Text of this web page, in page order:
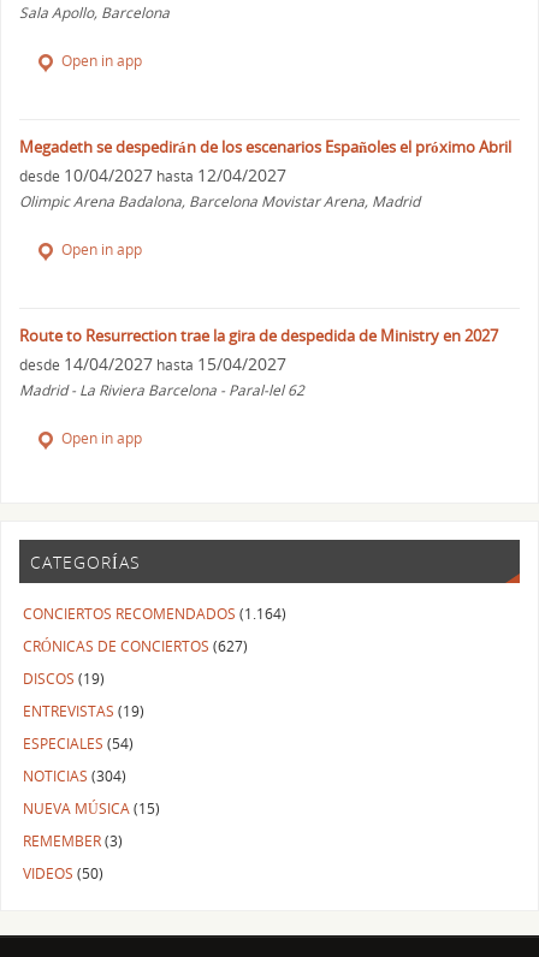
Sala Apollo, Barcelona
Open in app
Megadeth se despedirán de los escenarios Españoles el próximo Abril
desde 10/04/2027 hasta 12/04/2027
Olimpic Arena Badalona, Barcelona Movistar Arena, Madrid
Open in app
Route to Resurrection trae la gira de despedida de Ministry en 2027
desde 14/04/2027 hasta 15/04/2027
Madrid - La Riviera Barcelona - Paral-lel 62
Open in app
CATEGORÍAS
CONCIERTOS RECOMENDADOS (1.164)
CRÓNICAS DE CONCIERTOS (627)
DISCOS (19)
ENTREVISTAS (19)
ESPECIALES (54)
NOTICIAS (304)
NUEVA MÚSICA (15)
REMEMBER(3)
VIDEOS (50)